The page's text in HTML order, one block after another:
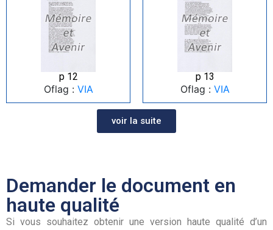
p 12
Oflag : VIA
p 13
Oflag : VIA
voir la suite
Demander le document en
haute qualité
Si vous souhaitez obtenir une version haute qualité d’un